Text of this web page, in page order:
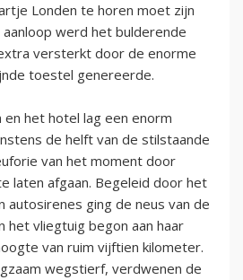
Londen te horen moet zijn
werd het bulderende
versterkt door de enorme
toestel genereerde.
het hotel lag een enorm
de helft van de stilstaande
van het moment door
laten afgaan. Begeleid door het
autosirenes ging de neus van de
het vliegtuig begon aan haar
van ruim vijftien kilometer.
wegstierf, verdwenen de